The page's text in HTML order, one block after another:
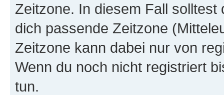
Zeitzone. In diesem Fall solltest
dich passende Zeitzone
Zeitzone kann dabei nur von
Wenn du noch nicht registriert
tun.